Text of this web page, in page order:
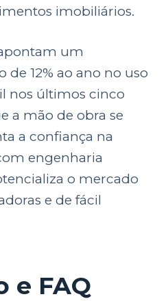
imobiliários.
um
12% ao ano no uso
nos últimos cinco
a mão de obra se
a confiança na
engenharia
o mercado
e de fácil
e FAQ